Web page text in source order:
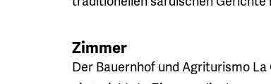
Zimmer
Der Bauernhof und Agriturismo